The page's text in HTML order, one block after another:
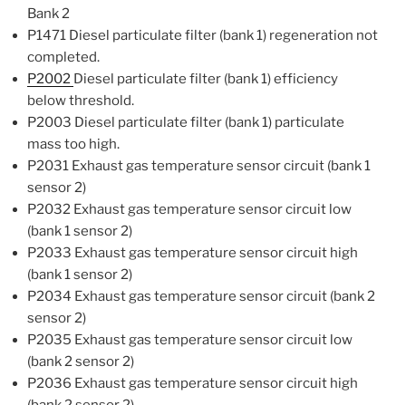
Bank 2
P1471 Diesel particulate filter (bank 1) regeneration not
completed.
P2002 Diesel particulate filter (bank 1) efficiency
below threshold.
P2003 Diesel particulate filter (bank 1) particulate
mass too high.
P2031 Exhaust gas temperature sensor circuit (bank 1
sensor 2)
P2032 Exhaust gas temperature sensor circuit low
(bank 1 sensor 2)
P2033 Exhaust gas temperature sensor circuit high
(bank 1 sensor 2)
P2034 Exhaust gas temperature sensor circuit (bank 2
sensor 2)
P2035 Exhaust gas temperature sensor circuit low
(bank 2 sensor 2)
P2036 Exhaust gas temperature sensor circuit high